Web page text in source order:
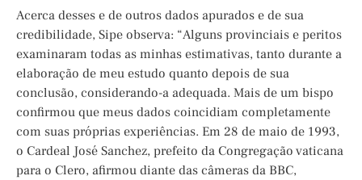
Acerca desses e de outros dados apurados e de sua
credibilidade, Sipe observa: “Alguns provinciais e peritos
examinaram todas as minhas estimativas, tanto durante a
elaboração de meu estudo quanto depois de sua
conclusão, considerando-a adequada. Mais de um bispo
confirmou que meus dados coincidiam completamente
com suas próprias experiências. Em 28 de maio de 1993,
o Cardeal José Sanchez, prefeito da Congregação vaticana
para o Clero, afirmou diante das câmeras da BBC,